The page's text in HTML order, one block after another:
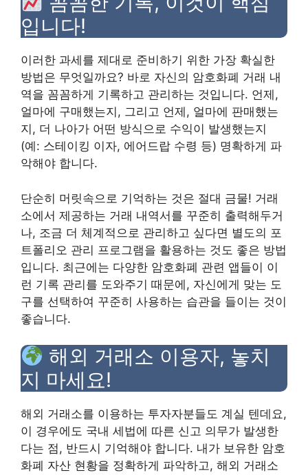
입니다!
이러한 과세를 제대로 준비하기 위한 가장 확실한
방법은 무엇일까요? 바로 자신의 암호화폐 거래 내
역을 꼼꼼하게 기록하고 관리하는 것입니다. 언제,
얼마에 구매했는지, 그리고 언제, 얼마에 판매했는
지, 더 나아가 어떤 방식으로 수익이 발생했는지
(예: 스테이킹 이자, 에어드랍 수령 등) 명확하게 파
악해야 합니다.
단순히 머릿속으로 기억하는 것은 절대 금물! 거래
소에서 제공하는 거래 내역서를 꾸준히 출력해두거
나, 조금 더 체계적으로 관리하고 싶다면 별도의 포
트폴리오 관리 프로그램을 활용하는 것도 좋은 방법
입니다. 최근에는 다양한 암호화폐 관련 앱들이 이
런 기록 관리를 도와주기 때문에, 자신에게 맞는 도
구를 선택하여 꾸준히 사용하는 습관을 들이는 것이
좋습니다.
해외 거래소 이용자, 놓치
지 마세요!
해외 거래소를 이용하는 투자자분들도 계실 텐데요,
이 경우에도 국내 세법에 따른 신고 의무가 발생한
다는 점, 반드시 기억해야 합니다. 내가 보유한 암호
화폐 자산 현황을 정확하게 파악하고, 해외 거래소